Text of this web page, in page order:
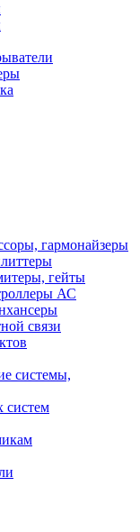
гармонайзеры
гейты
АС
связи
системы,
систем